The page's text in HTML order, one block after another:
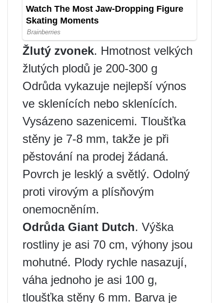
Žlutý zvonek. Hmotnost velkých
žlutých plodů je 200-300 g
Odrůda vykazuje nejlepší výnos
ve sklenících nebo sklenících.
Vysázeno sazenicemi. Tloušťka
stěny je 7-8 mm, takže je při
pěstování na prodej žádaná.
Povrch je lesklý a světlý. Odolný
proti virovým a plísňovým
onemocněním.
Odrůda Giant Dutch. Výška
rostliny je asi 70 cm, výhony jsou
mohutné. Plody rychle nasazují,
váha jednoho je asi 100 g,
tloušťka stěny 6 mm. Barva je